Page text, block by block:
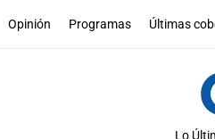
Opinión Programas Últimas
Lo